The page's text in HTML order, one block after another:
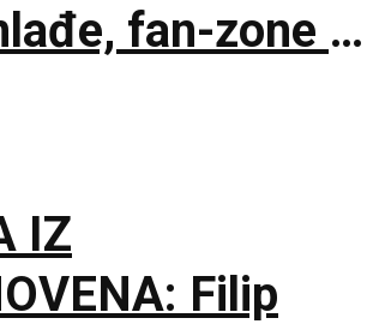
fan-zone i
karta za
IZ
Filip